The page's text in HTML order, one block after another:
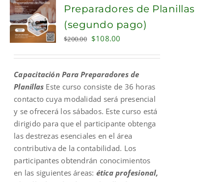
ADD TO
CART
Preparadores de Planillas
(segundo pago)
$200.00 Original
$200.00.
$108.00
$108.00.
Capacitación Para Preparadores de
Planillas Este curso consiste de 36 horas
contacto cuya modalidad será presencial
y se ofrecerá los sábados. Este curso está
dirigido para que el participante obtenga
las destrezas esenciales en el área
contributiva de la contabilidad. Los
participantes obtendrán conocimientos
en las siguientes áreas: ética profesional,